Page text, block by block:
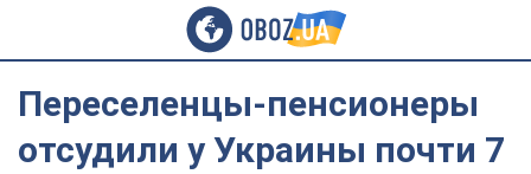
Переселенцы-пенсионеры
отсудили у Украины почти 7